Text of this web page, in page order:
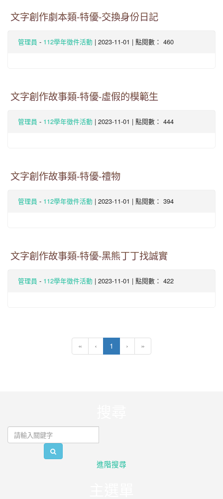
文字創作劇本類-特優-交換身份日記
管理員 - 112學年徵件活動 | 2023-11-01 | 點閱數： 460
文字創作故事類-特優-虛假的模範生
管理員 - 112學年徵件活動 | 2023-11-01 | 點閱數： 444
文字創作故事類-特優-禮物
管理員 - 112學年徵件活動 | 2023-11-01 | 點閱數： 394
文字創作故事類-特優-黑熊丁丁找誠實
管理員 - 112學年徵件活動 | 2023-11-01 | 點閱數： 422
« ‹ 1 (current)
› »
進階搜尋